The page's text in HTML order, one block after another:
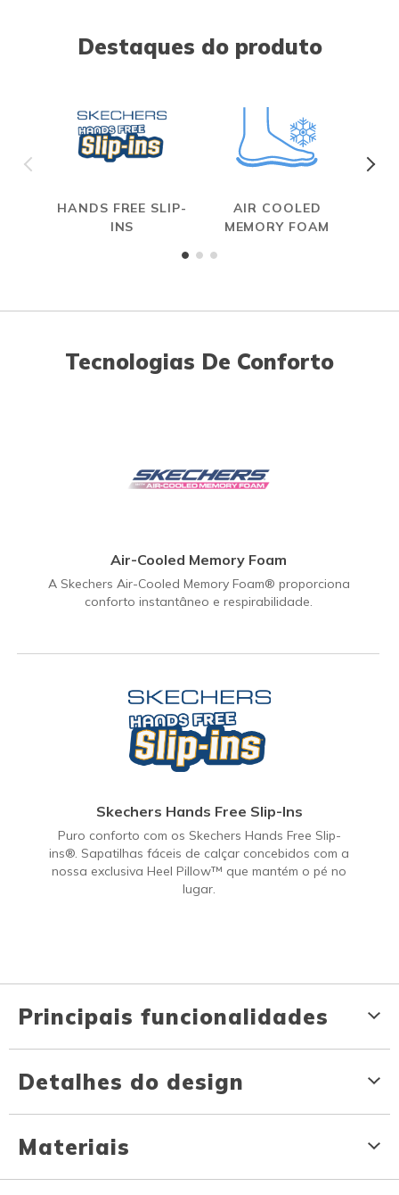
Destaques do produto
HANDS FREE SLIP-
INS
AIR COOLED
MEMORY FOAM
Tecnologias De Conforto
Air-Cooled Memory Foam
A Skechers Air-Cooled Memory Foam® proporciona
conforto instantâneo e respirabilidade.
Skechers Hands Free Slip-Ins
Puro conforto com os Skechers Hands Free Slip-
ins®. Sapatilhas fáceis de calçar concebidos com a
nossa exclusiva Heel Pillow™ que mantém o pé no
lugar.
Principais funcionalidades
Detalhes do design
Materiais